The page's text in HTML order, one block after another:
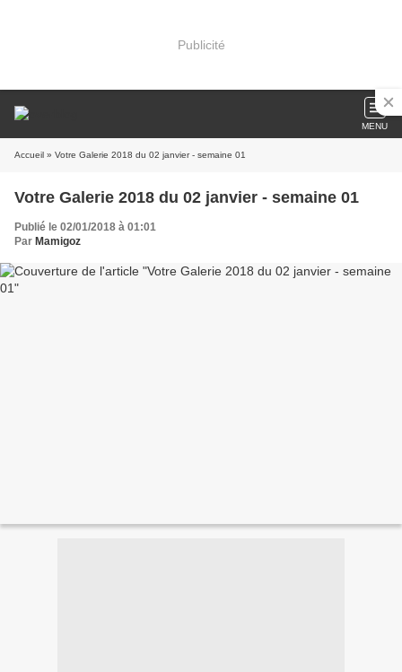
Publicité
MENU
Accueil » Votre Galerie 2018 du 02 janvier - semaine 01
Votre Galerie 2018 du 02 janvier - semaine 01
Publié le 02/01/2018 à 01:01
Par Mamigoz